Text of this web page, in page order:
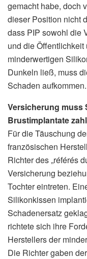
gemacht habe, doch
dieser Position nicht
dass PIP sowohl die
und die
minderwertigen
Dunkeln ließ, muss
Schaden aufkommen.
Versicherung muss
Brustimplantate
Für die Täuschung
französischen
Richter des „référés
Versicherung
Tochter eintreten.
Silikonkissen
Schadenersatz
richtete sich ihre
Herstellers der
Die Richter gaben